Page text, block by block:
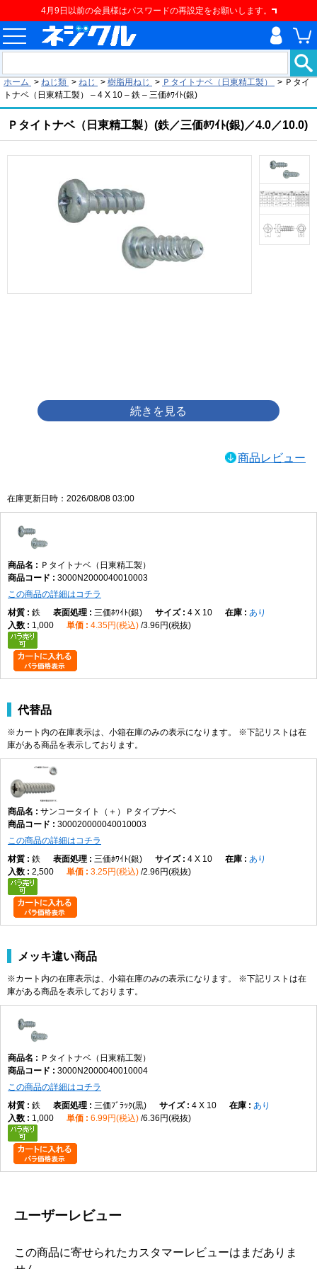
4月9日以前の会員様はパスワードの再設定をお願いします。
ホーム > ねじ類 > ねじ > 樹脂用ねじ > Ｐタイトナベ（日東精工製） > Ｐタイ
トナベ（日東精工製） – 4 X 10 – 鉄 – 三価ﾎﾜｲﾄ(銀)
Ｐタイトナベ（日東精工製）(鉄／三価ﾎﾜｲﾄ(銀)／4.0／10.0)
商品レビュー
在庫更新日時：2026/08/08 03:00
Ｐタイトナベ（日東精工製）
3000N2000040010003
この商品の詳細はコチラ
鉄
三価ﾎﾜｲﾄ(銀) 4 X 10
あり
1,000
4.35円(税込) 3.96円(税抜)
代替品
※カート内の在庫表示は、小箱在庫のみの表示になります。 ※下記リストは在
庫がある商品を表示しております。
サンコータイト（＋）Ｐタイプナベ
300020000040010003
この商品の詳細はコチラ
鉄
三価ﾎﾜｲﾄ(銀) 4 X 10
あり
2,500
3.25円(税込) 2.96円(税抜)
メッキ違い商品
※カート内の在庫表示は、小箱在庫のみの表示になります。 ※下記リストは在
庫がある商品を表示しております。
Ｐタイトナベ（日東精工製）
3000N2000040010004
この商品の詳細はコチラ
鉄
三価ﾌﾞﾗｯｸ(黒) 4 X 10
あり
1,000
6.99円(税込) 6.36円(税抜)
ユーザーレビュー
この商品に寄せられたカスタマーレビューはまだありま